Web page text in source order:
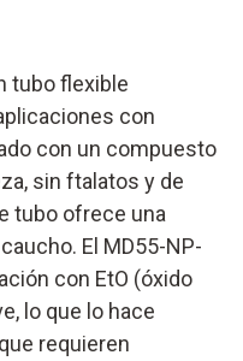
tubo flexible
con
con un compuesto
sin ftalatos y de
tubo ofrece una
El MD55-NP-
con EtO (óxido
lo que lo hace
requieren